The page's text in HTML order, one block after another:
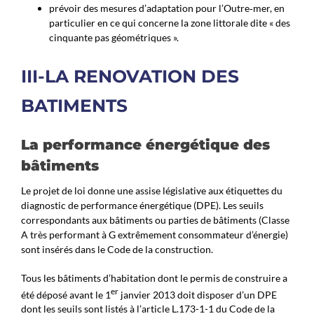
prévoir des mesures d’adaptation pour l’Outre‑mer, en
particulier en ce qui concerne la zone littorale dite « des
cinquante pas géométriques ».
III-LA RENOVATION DES
BATIMENTS
La performance énergétique des
bâtiments
Le projet de loi donne une assise législative aux étiquettes du
diagnostic de performance énergétique (DPE). Les seuils
correspondants aux bâtiments ou parties de bâtiments (Classe
A très performant à G extrêmement consommateur d’énergie)
sont insérés dans le Code de la construction.
Tous les bâtiments d’habitation dont le permis de construire a
été déposé avant le 1erjanvier 2013 doit disposer d’un DPE
dont les seuils sont listés à l’article L.173-1-1 du Code de la